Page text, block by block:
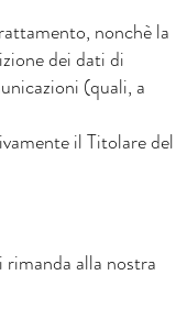
nonchè la
dei dati di
(quali, a
il Titolare del
alla nostra